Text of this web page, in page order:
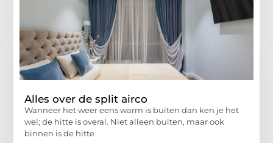
Alles over de split airco
Wanneer het weer eens warm is buiten dan ken je het
wel; de hitte is overal. Niet alleen buiten, maar ook
binnen is de hitte